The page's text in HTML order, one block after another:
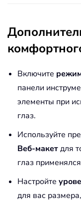
Включите
панели
элементы при
глаз.
Используйте
Веб-макетдля
глаз
Настройте
для вас